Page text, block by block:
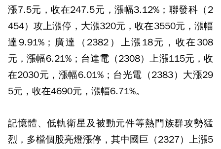
漲7.5元，收在247.5元，漲幅3.12%；聯發科（2
454）攻上漲停，大漲320元，收在3550元，漲幅
達9.91%；廣達（2382）上漲18元，收在308
元，漲幅6.21%；台達電（2308）上漲115元，收
在2030元，漲幅6.01%；台光電（2383）大漲29
5元，收在4690元，漲幅6.71%。
記憶體、低軌衛星及被動元件等熱門族群攻勢猛
烈，多檔個股亮燈漲停，其中國巨（2327）上漲5